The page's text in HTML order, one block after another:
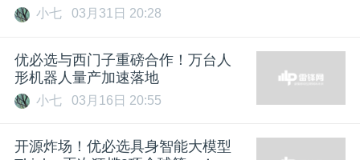
小七 03月31日 20:28
优必选与西门子重磅合作！万台人
形机器人量产加速落地
小七 03月16日 20:55
开源炸场！优必选具身智能大模型